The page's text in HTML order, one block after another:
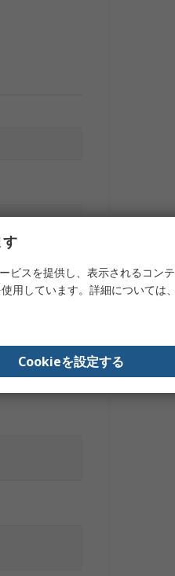
ビスを提供し、表示されるコンテ
用しています。詳細については、
Cookieを設定する